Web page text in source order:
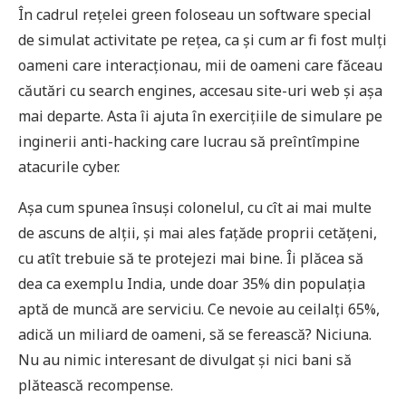
În cadrul rețelei green foloseau un software special
de simulat activitate pe rețea, ca și cum ar fi fost mulți
oameni care interacționau, mii de oameni care făceau
căutări cu search engines, accesau site-uri web și așa
mai departe. Asta îi ajuta în exercițiile de simulare pe
inginerii anti-hacking care lucrau să preîntîmpine
atacurile cyber.
Așa cum spunea însuși colonelul, cu cît ai mai multe
de ascuns de alții, și mai ales fațăde proprii cetățeni,
cu atît trebuie să te protejezi mai bine. Îi plăcea să
dea ca exemplu India, unde doar 35% din populația
aptă de muncă are serviciu. Ce nevoie au ceilalți 65%,
adică un miliard de oameni, să se ferească? Niciuna.
Nu au nimic interesant de divulgat și nici bani să
plătească recompense.